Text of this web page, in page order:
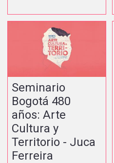
Seminario
Bogotá 480
años: Arte
Cultura y
Territorio - Juca
Ferreira